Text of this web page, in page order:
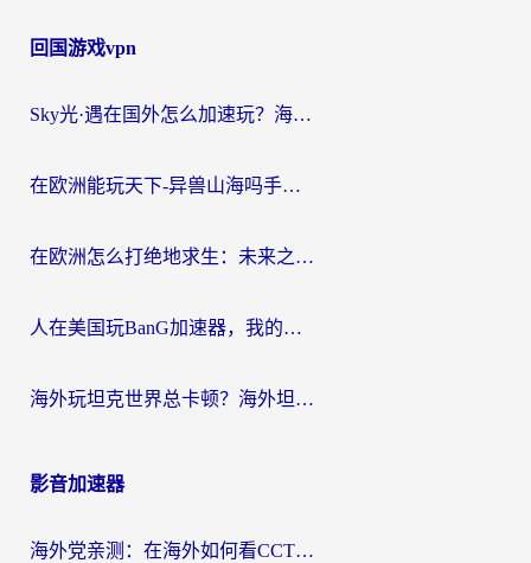
回国游戏vpn
Sky光·遇在国外怎么加速玩？海外党亲测有效的国服游戏加速指南
在欧洲能玩天下-异兽山海吗手游？海外玩家的加速器生存指南
在欧洲怎么打绝地求生：未来之役不卡？留学生亲测的加速器避坑指南
人在美国玩BanG加速器，我的延迟终于绿了
海外玩坦克世界总卡顿？海外坦克世界加速器有哪些？实测好用的选择在这里
影音加速器
海外党亲测：在海外如何看CCTV？告别“仅限大陆播放”的实用指南